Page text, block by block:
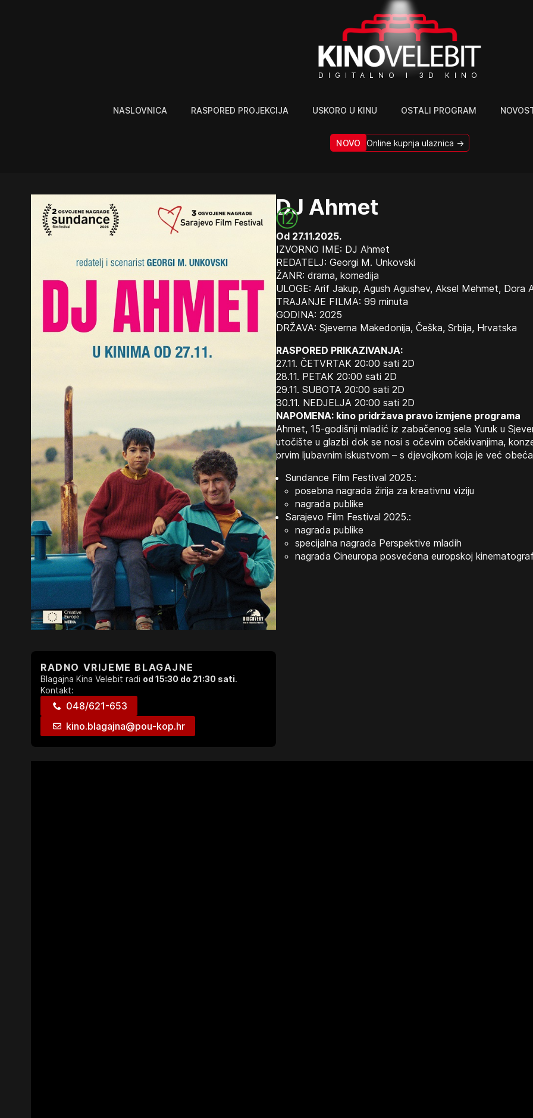
DIGITALNO I 3D KINO
NASLOVNICA RASPORED PROJEKCIJA USKORO U KINU OSTALI PROGRAM
NOVO Online kupnja ulaznica →
RADNO VRIJEME BLAGAJNE
Blagajna Kina Velebit radi od 15:30 do 21:30 sati.
Kontakt:
048/621-653
kino.blagajna@pou-kop.hr
DJ Ahmet
Od 27.11.2025.
IZVORNO IME: DJ Ahmet
REDATELJ: Georgi M. Unkovski
ŽANR: drama, komedija
ULOGE: Arif Jakup, Agush Agushev, Aksel Mehmet, Dora
TRAJANJE FILMA: 99 minuta
GODINA: 2025
DRŽAVA: Sjeverna Makedonija, Češka, Srbija, Hrvatska
RASPORED PRIKAZIVANJA:
27.11. ČETVRTAK 20:00 sati 2D
28.11. PETAK 20:00 sati 2D
29.11. SUBOTA 20:00 sati 2D
30.11. NEDJELJA 20:00 sati 2D
NAPOMENA: kino pridržava pravo izmjene programa
Ahmet, 15-godišnji mladić iz zabačenog sela Yuruk u
utočište u glazbi dok se nosi s očevim očekivanjima,
prvim ljubavnim iskustvom – s djevojkom koja je već
Sundance Film Festival 2025.:
posebna nagrada žirija za kreativnu viziju
nagrada publike
Sarajevo Film Festival 2025.:
nagrada publike
specijalna nagrada Perspektive mladih
nagrada Cineuropa posvećena europskoj